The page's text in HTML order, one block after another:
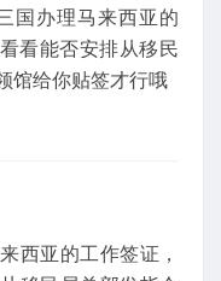
国办理马来西亚的
看能否安排从移民
馆给你贴签才行哦
西亚的工作签证，